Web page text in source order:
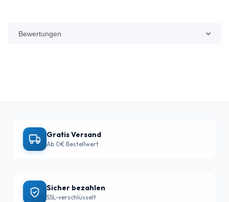
Bewertungen
Gratis Versand
Ab 0€ Bestellwert
Sicher bezahlen
SSL-verschlüsselt